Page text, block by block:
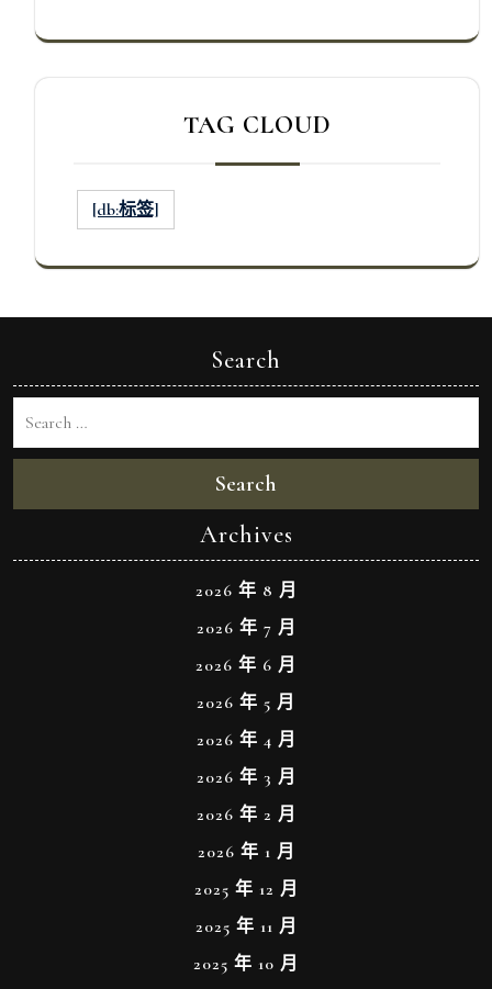
TAG CLOUD
[db:标签]
Search
Search
Archives
2026 年 8 月
2026 年 7 月
2026 年 6 月
2026 年 5 月
2026 年 4 月
2026 年 3 月
2026 年 2 月
2026 年 1 月
2025 年 12 月
2025 年 11 月
2025 年 10 月